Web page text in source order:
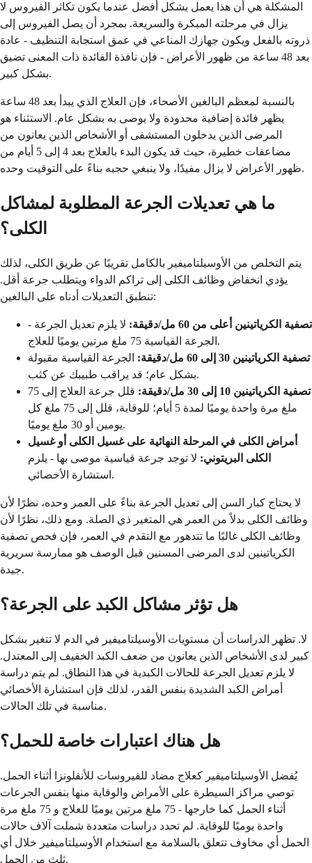
المشكلة هي أن هذا يعمل بشكل أفضل عندما يكون تكاثر الفيروس لا
يزال في مرحلته المبكرة والسريعة. بمجرد أن يصل الفيروس إلى
ذروته بالفعل ويكون جهازك المناعي في عمق استجابة التنظيف - عادة
بعد 48 ساعة من ظهور الأعراض - فإن نافذة الفائدة ذات المعنى تضيق
بشكل كبير.
بالنسبة لمعظم البالغين الأصحاء، فإن العلاج الذي يبدأ بعد 48 ساعة
يظهر فائدة إضافية محدودة ولا يوصى به بشكل عام. الاستثناء هو
المرضى الذين يدخلون المستشفى أو الأشخاص الذين يعانون من
مضاعفات خطيرة، حيث قد يكون البدء بالعلاج بعد 4 إلى 5 أيام من
ظهور الأعراض لا يزال مفيدًا، ولا ينبغي حجبه بناءً على التوقيت وحده.
ما هي تعديلات الجرعة المطلوبة لمشاكل
الكلى؟
يتم التخلص من الأوسيلتاميفير بالكامل تقريبًا عن طريق الكلى، لذلك
يؤدي انخفاض وظائف الكلى إلى تراكم الدواء ويتطلب جرعة أقل.
تنطبق التعديلات أدناه على البالغين:
تصفية الكرياتينين أعلى من 60 مل/دقيقة:
لا يلزم تعديل الجرعة -
الجرعة القياسية 75 ملغ مرتين يوميًا للعلاج.
تصفية الكرياتينين 30 إلى 60 مل/دقيقة:
الجرعة القياسية مقبولة
بشكل عام؛ قد يراقب طبيبك عن كثب.
تصفية الكرياتينين 10 إلى 30 مل/دقيقة:
قلل جرعة العلاج إلى 75
ملغ مرة واحدة يوميًا لمدة 5 أيام؛ للوقاية، قلل إلى 75 ملغ كل
يومين أو 30 ملغ يوميًا.
أمراض الكلى في المرحلة النهائية على غسيل الكلى أو غسيل
الكلى البريتوني: لا توجد جرعة قياسية موصى بها - يلزم
استشارة الأخصائي.
لا يحتاج كبار السن إلى تعديل الجرعة بناءً على العمر وحده، نظرًا لأن
وظائف الكلى بدلاً من العمر هي المتغير ذي الصلة. ومع ذلك، نظرًا لأن
وظائف الكلى غالبًا ما تتدهور مع التقدم في العمر، فإن فحص تصفية
الكرياتينين لدى المرضى المسنين قبل الوصف هو ممارسة سريرية
جيدة.
هل تؤثر مشاكل الكبد على الجرعة؟
لا. تظهر الدراسات أن مستويات الأوسيلتاميفير في الدم لا تتغير بشكل
كبير لدى الأشخاص الذين يعانون من ضعف الكبد الخفيف إلى المعتدل.
لا يلزم تعديل الجرعة للحالات الكبدية في هذا النطاق. لم يتم دراسة
أمراض الكبد الشديدة بنفس القدر، لذلك فإن استشارة الأخصائي
مناسبة في تلك الحالات.
هل هناك اعتبارات خاصة للحمل؟
يُفضل الأوسيلتاميفير كعلاج مضاد للفيروسات للأنفلونزا أثناء الحمل.
توصي مراكز السيطرة على الأمراض والوقاية منها بنفس الجرعات
أثناء الحمل كما خارجها - 75 ملغ مرتين يوميًا للعلاج و 75 ملغ مرة
واحدة يوميًا للوقاية. لم تحدد دراسات متعددة شملت آلاف حالات
الحمل أي مخاوف تتعلق بالسلامة مع استخدام الأوسيلتاميفير خلال أي
ثلث من الحمل.